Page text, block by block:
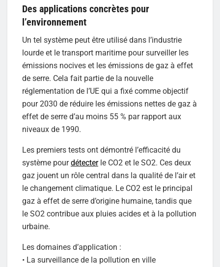
Des applications concrètes pour
l’environnement
Un tel système peut être utilisé dans l’industrie
lourde et le transport maritime pour surveiller les
émissions nocives et les émissions de gaz à effet
de serre. Cela fait partie de la nouvelle
réglementation de l’UE qui a fixé comme objectif
pour 2030 de réduire les émissions nettes de gaz à
effet de serre d’au moins 55 % par rapport aux
niveaux de 1990.
Les premiers tests ont démontré l’efficacité du
système pourdétecterle CO2 et le SO2. Ces deux
gaz jouent un rôle central dans la qualité de l’air et
le changement climatique. Le CO2 est le principal
gaz à effet de serre d’origine humaine, tandis que
le SO2 contribue aux pluies acides et à la pollution
urbaine.
Les domaines d’application :
• La surveillance de la pollution en ville